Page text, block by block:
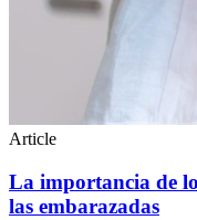
Article
La importancia de
las embarazadas